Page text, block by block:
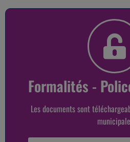
Formalités -
Les documents sont